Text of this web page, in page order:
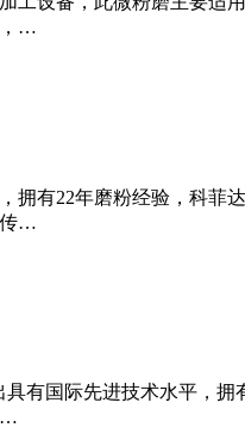
，…
拥有22年磨粉经验，科菲
传…
有国际先进技术水平，
…